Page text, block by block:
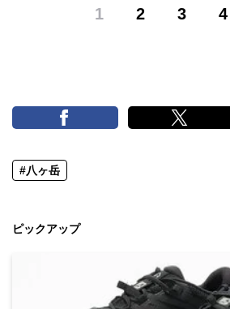
1 2 3 4
#八ヶ岳
ピックアップ